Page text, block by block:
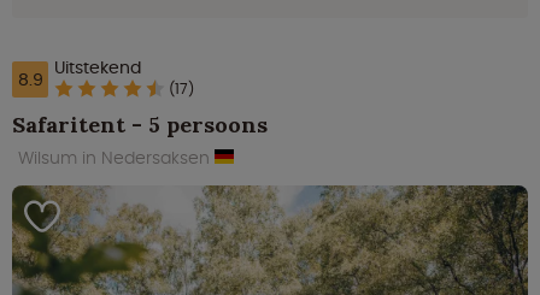
8.9 Uitstekend
(17)
Safaritent - 5 persoons
Wilsum in Nedersaksen